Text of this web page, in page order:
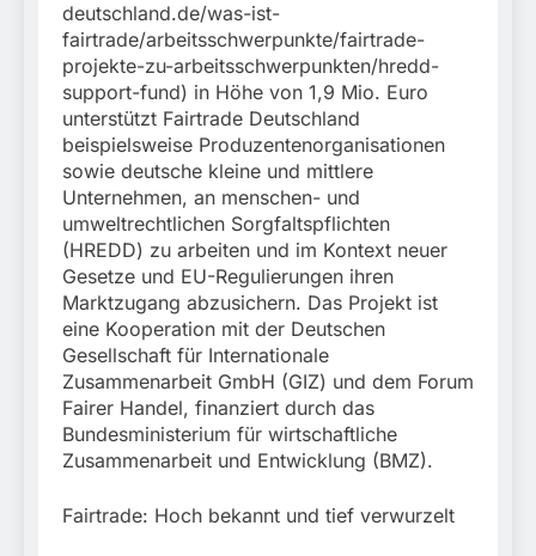
deutschland.de/was-ist-
fairtrade/arbeitsschwerpunkte/fairtrade-
projekte-zu-arbeitsschwerpunkten/hredd-
support-fund) in Höhe von 1,9 Mio. Euro
unterstützt Fairtrade Deutschland
beispielsweise Produzentenorganisationen
sowie deutsche kleine und mittlere
Unternehmen, an menschen- und
umweltrechtlichen Sorgfaltspflichten
(HREDD) zu arbeiten und im Kontext neuer
Gesetze und EU-Regulierungen ihren
Marktzugang abzusichern. Das Projekt ist
eine Kooperation mit der Deutschen
Gesellschaft für Internationale
Zusammenarbeit GmbH (GIZ) und dem Forum
Fairer Handel, finanziert durch das
Bundesministerium für wirtschaftliche
Zusammenarbeit und Entwicklung (BMZ).
Fairtrade: Hoch bekannt und tief verwurzelt